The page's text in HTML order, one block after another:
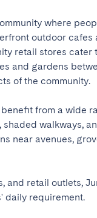
where
outdoor
retail stores cater
and gardens
of the community.
from a wide
walkways,
near avenues,
retail outlets,
daily requirement.